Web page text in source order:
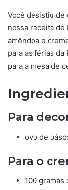
Você desistiu de
nossa receita de
amêndoa e
para as férias da
para a mesa de
Para
ovo de
Para o
100 gramas